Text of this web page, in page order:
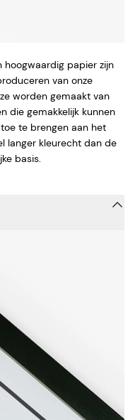
hoogwaardig papier zijn
van onze
worden gemaakt van
die gemakkelijk kunnen
te brengen aan het
langer kleurecht dan de
basis.